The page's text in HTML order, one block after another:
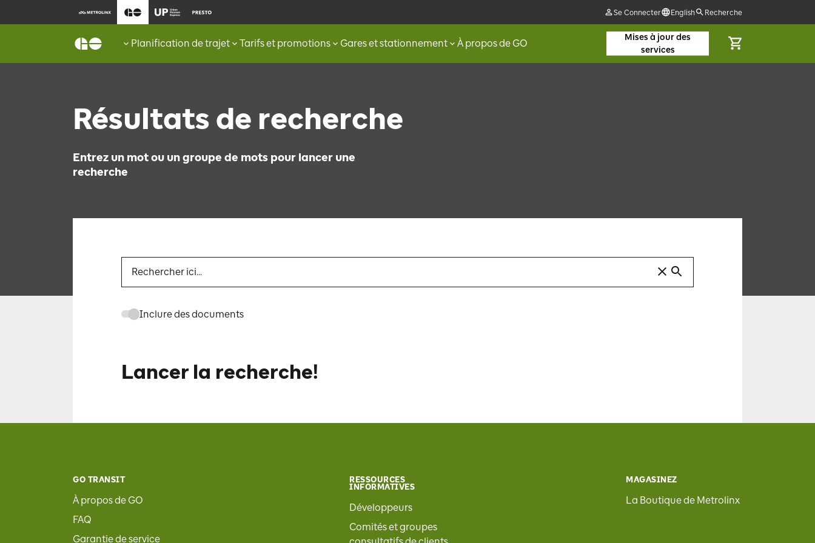
Se Connecter English Recherche
Planification de trajet Tarifs et promotions Gares et stationnement À propos de GO
Mises à jour des
services
Résultats de recherche
Entrez un mot ou un groupe de mots pour lancer une
recherche
Inclure des documents
Lancer la recherche!
GO TRANSIT
À propos de GO
FAQ
Garantie de service
RESSOURCES
INFORMATIVES
Développeurs
Comités et groupes
MAGASINEZ
La Boutique de Metrolinx